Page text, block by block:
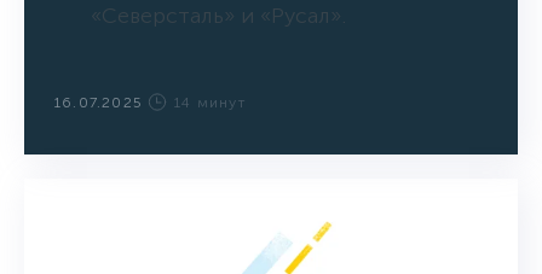
«Северсталь» и «Русал».
16.07.2025 14 минут